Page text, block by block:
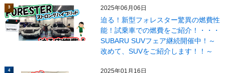
3 2025年06月06日
迫る！新型フォレスター驚異の燃費性
能！試乗車での燃費をご紹介！・・・
SUBARU SUVフェア継続開催中！～
改めて、SUVをご紹介します！！～
4 2025年01月16日